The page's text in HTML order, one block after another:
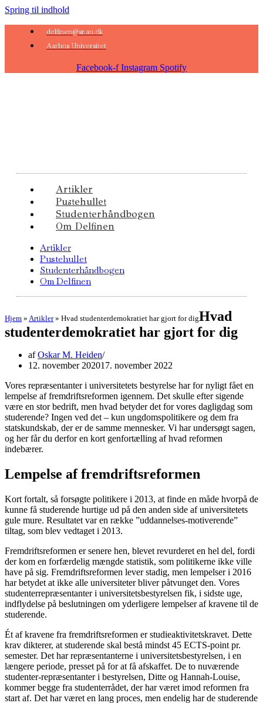
Spring til indhold
delfinen@sr.au.dk
Aarhus Universitet
Facebook-f Instagram Spotify
Artikler
Pustehullet
Studenterhåndbogen
Om Delfinen
Artikler
Pustehullet
Studenterhåndbogen
Om Delfinen
Hjem » Artikler» Hvad studenterdemokratiet har gjort for digHvad
studenterdemokratiet har gjort for dig
afOskar M. Heiden
12. november 202017. november 2022
Vores repræsentanter i universitetets bestyrelse har for nyligt fået en
lempelse af fremdriftsreformen igennem. Det skulle efter sigende
være en stor bedrift, men hvad betyder det for vores dagligdag som
studerende? Ingen ved det – kun ungdomspolitikere og dem fra
statskundskab, der er de samme mennesker. Vi har undersøgt sagen,
og her får du derfor en kort genfortælling af hvad reformen
indebærer.
Lempelse af fremdriftsreformen
Kort fortalt, så forsøgte politikere i 2013, at finde en måde hvorpå de
kunne få studerende hurtige ud på den anden side af universitetets
gule mure. Resultatet var en række ”uddannelses-motiverende”
tiltag, som blev vedtaget i 2013.
Fremdriftsreformen er senere hen, blevet revurderet en hel del, fordi
der kom en forfærdelig mængde statistik, som politikerne ikke ville
have på sig. Fremdriftsreformen lever stadig, men lempelser i 2016
har betydet at ikke alle universiteter bliver påtvunget den. Vores
studenterrepræsentanter i universitetsbestyrelsen fik, i sidste uge,
indflydelse på beslutningen om yderligere lempelser af kravene til de
studerende.
Ét af kravene fra fremdriftsreformen er studieaktivitetskravet. Dette
krav dikterer, at studerende skal bestå mindst 45 ECTS-point pr.
semester. Det har repræsentanterne i universitetsbestyrelsen, i en
længere periode, presset på for at få afskaffet. De to nuværende
studenter-repræsentanter i bestyrelsen, Ditte og Hannah-Louise,
kommer begge fra studenterrådet, der har været imod reformen fra
start af. Det har været en lang proces, men endelig har de studerende